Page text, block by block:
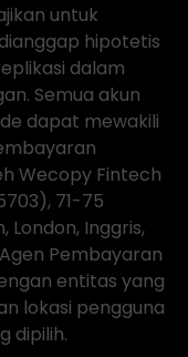
untuk
hipotetis
dalam
Semua akun
dapat mewakili
Wecopy Fintech
71-75
London, Inggris,
Pembayaran
entitas yang
lokasi pengguna
dipilih.